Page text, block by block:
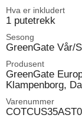
Hva er inkludert
1 putetrekk
Sesong
GreenGate Vår/
Produsent
GreenGate
Klampenborg,
Varenummer